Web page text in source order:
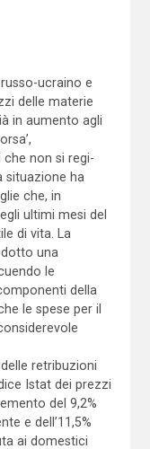
ucraino e
delle materie
in aumento agli
che non si regi­
situazione ha
che, in
ultimi mesi del
di vita. La
una
le
della
le spese per il
retribuzioni
Istat dei prezzi
del 9,2%
e dell’11,5%
ai domestici